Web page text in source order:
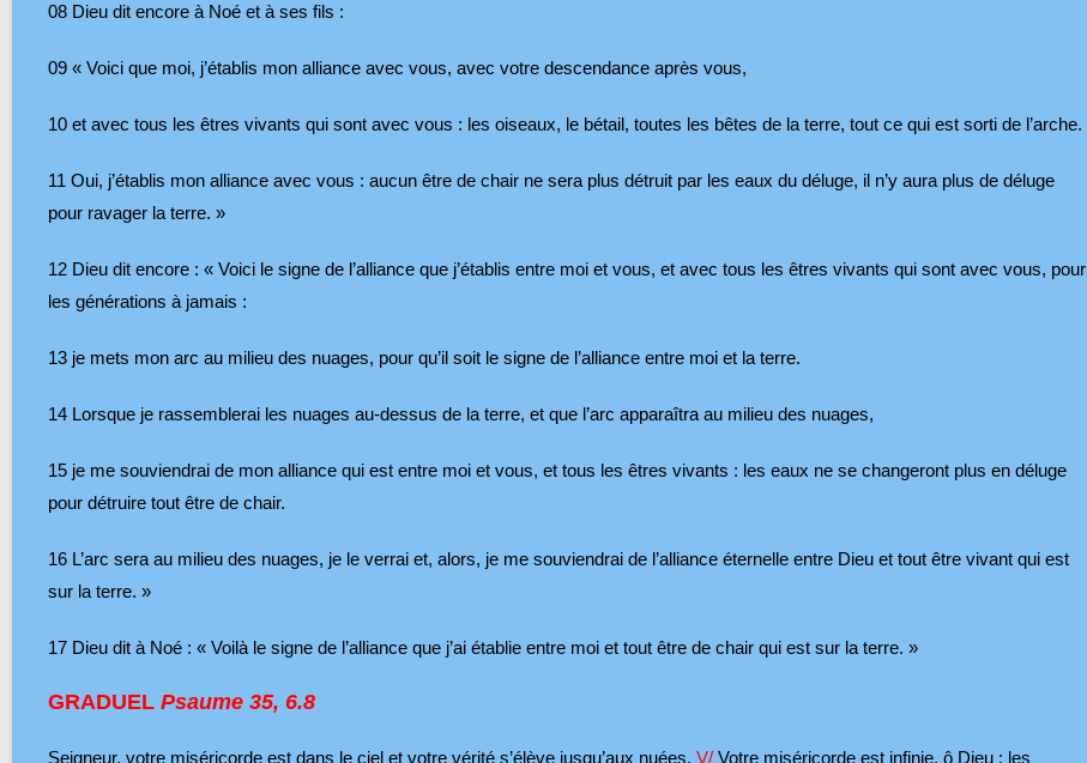
08Dieu dit encore à Noé et à ses fils :
09« Voici que moi, j’établis mon alliance avec vous, avec votre descendance après vous,
10et avec tous les êtres vivants qui sont avec vous : les oiseaux, le bétail, toutes les bêtes de la terre, tout ce qui est sorti de l’arche.
11 Oui, j’établis mon alliance avec vous : aucun être de chair ne sera plus détruit par les eaux du déluge, il n’y aura plus de déluge
pour ravager la terre. »
12Dieu dit encore : « Voici le signe de l’alliance que j’établis entre moi et vous, et avec tous les êtres vivants qui sont avec vous, pour
les générations à jamais :
13je mets mon arc au milieu des nuages, pour qu’il soit le signe de l’alliance entre moi et la terre.
14Lorsque je rassemblerai les nuages au-dessus de la terre, et que l’arc apparaîtra au milieu des nuages,
15je me souviendrai de mon alliance qui est entre moi et vous, et tous les êtres vivants : les eaux ne se changeront plus en déluge
pour détruire tout être de chair.
16L’arc sera au milieu des nuages, je le verrai et, alors, je me souviendrai de l’alliance éternelle entre Dieu et tout être vivant qui est
sur la terre. »
17Dieu dit à Noé : « Voilà le signe de l’alliance que j’ai établie entre moi et tout être de chair qui est sur la terre. »
GRADUEL Psaume 35, 6.8
Seigneur, votre miséricorde est dans le ciel et votre vérité s’élève jusqu’aux nuées. V/Votre miséricorde est infinie, ô Dieu : les